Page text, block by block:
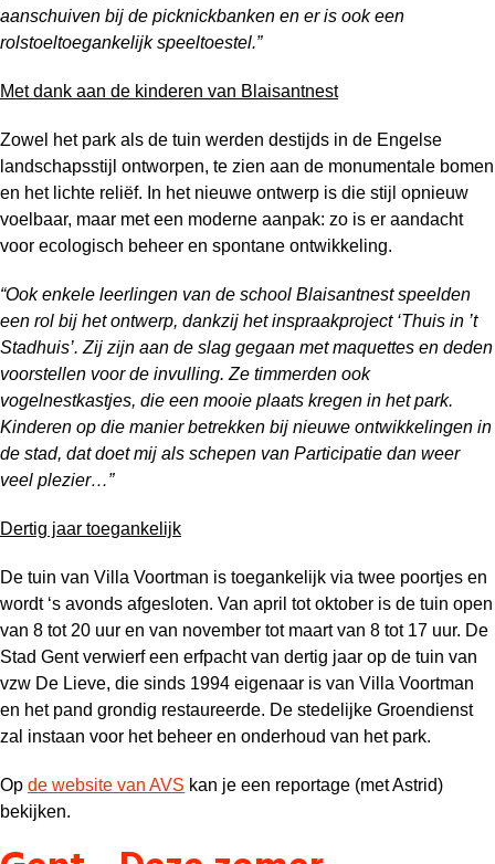
aanschuiven bij de picknickbanken en er is ook een
rolstoeltoegankelijk speeltoestel.”
Met dank aan de kinderen van Blaisantnest
Zowel het park als de tuin werden destijds in de Engelse
landschapsstijl ontworpen, te zien aan de monumentale bomen
en het lichte reliëf. In het nieuwe ontwerp is die stijl opnieuw
voelbaar, maar met een moderne aanpak: zo is er aandacht
voor ecologisch beheer en spontane ontwikkeling.
“Ook enkele leerlingen van de school Blaisantnest speelden
een rol bij het ontwerp, dankzij het inspraakproject ‘Thuis in ’t
Stadhuis’. Zij zijn aan de slag gegaan met maquettes en deden
voorstellen voor de invulling. Ze timmerden ook
vogelnestkastjes, die een mooie plaats kregen in het park.
Kinderen op die manier betrekken bij nieuwe ontwikkelingen in
de stad, dat doet mij als schepen van Participatie dan weer
veel plezier…”
Dertig jaar toegankelijk
De tuin van Villa Voortman is toegankelijk via twee poortjes en
wordt ‘s avonds afgesloten. Van april tot oktober is de tuin open
van 8 tot 20 uur en van november tot maart van 8 tot 17 uur. De
Stad Gent verwierf een erfpacht van dertig jaar op de tuin van
vzw De Lieve, die sinds 1994 eigenaar is van Villa Voortman
en het pand grondig restaureerde. De stedelijke Groendienst
zal instaan voor het beheer en onderhoud van het park.
Op de website van AVS kan je een reportage (met Astrid)
bekijken.